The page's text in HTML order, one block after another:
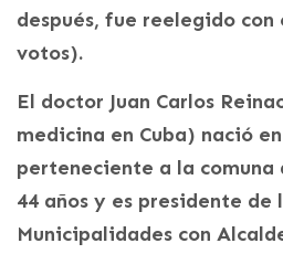
después, fue reelegido con
votos).
El doctor Juan Carlos
medicina en Cuba) nació
perteneciente a la comuna
44 años y es presidente de
Municipalidades con